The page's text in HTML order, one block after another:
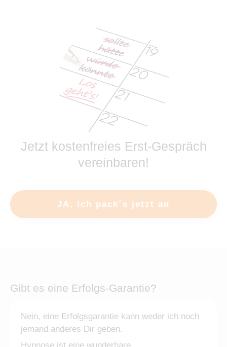
Jetzt kostenfreies Erst-Gespräch
vereinbaren!
JA, ich pack´s jetzt an
Gibt es eine Erfolgs-Garantie?
Nein, eine Erfolgsgarantie kann weder ich noch
jemand anderes Dir geben.